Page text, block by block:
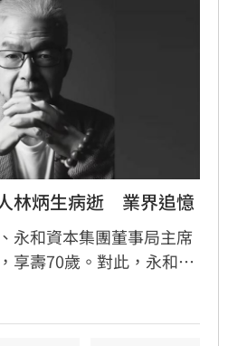
林炳生病逝　業界追憶
永和資本集團董事局主席
享壽70歲。對此，永和資
告證實，林炳生昨（7）